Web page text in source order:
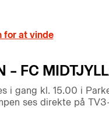
for at vinde
– FC
i gang kl. 15.00 i
ses direkte på